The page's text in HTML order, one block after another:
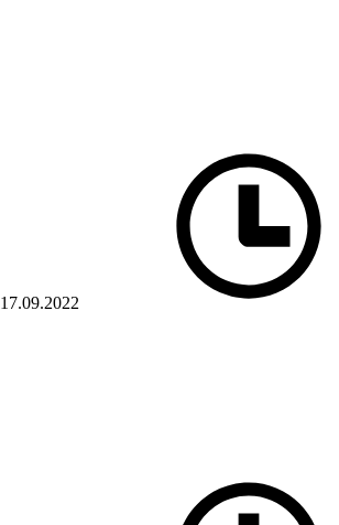
17.09.2022